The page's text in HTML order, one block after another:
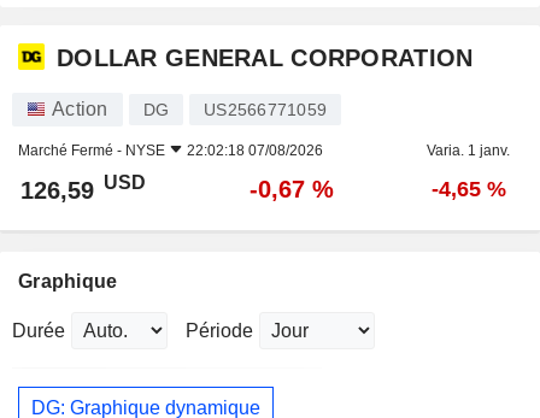
DOLLAR GENERAL CORPORATION
Action DG US2566771059
Marché Fermé - NYSE 22:02:18 07/08/2026 Varia. 1 janv.
126,59 USD -0,67 % -4,65 %
Graphique
Durée Période
DG: Graphique dynamique